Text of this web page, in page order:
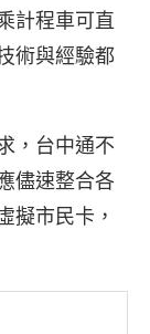
計程車可直
術與經驗都
，台中通不
儘速整合各
擬市民卡，